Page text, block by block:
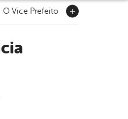
O Vice Prefeito